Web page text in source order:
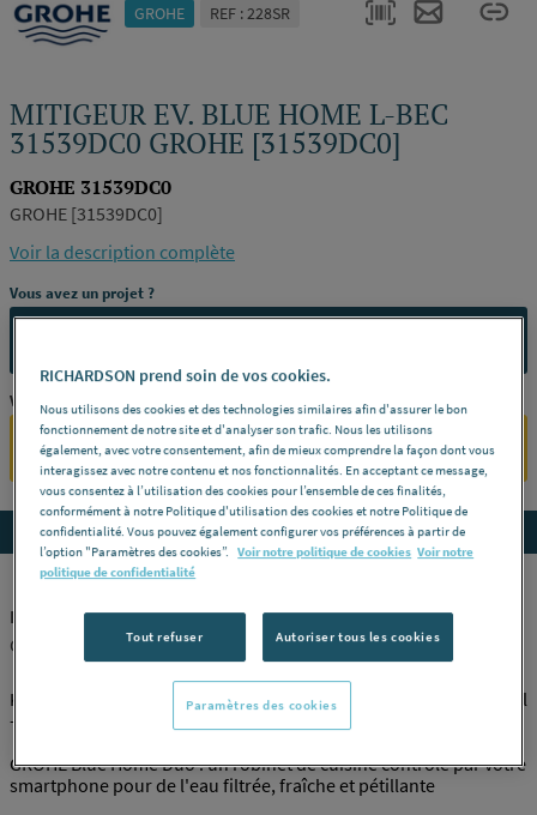
GROHE REF : 228SR
MITIGEUR EV. BLUE HOME L-BEC
31539DC0 GROHE [31539DC0]
GROHE 31539DC0
GROHE [31539DC0]
Voir la description complète
Vous avez un projet ?
Vous êtes un professionnel ?
SE CONNECTER
Accedez aux détails du produit
MITIGEUR EV. BLUE HOME L-BEC 31539DC0
GROHE [31539DC0]
Kit de démarrage - mitigeur bec L GROHE Blue Home - Supersteel
- Rotation à 360°
GROHE Blue Home Duo : un robinet de cuisine contrôlé par votre
smartphone pour de l'eau filtrée, fraîche et pétillante
RICHARDSON prend soin de vos cookies.
Nous utilisons des cookies et des technologies similaires afin d'assurer le bon
fonctionnement de notre site et d'analyser son trafic. Nous les utilisons
également, avec votre consentement, afin de mieux comprendre la façon dont vous
interagissez avec notre contenu et nos fonctionnalités. En acceptant ce message,
vous consentez à l’utilisation des cookies pour l’ensemble de ces finalités,
conformément à notre Politique d'utilisation des cookies et notre Politique de
confidentialité. Vous pouvez également configurer vos préférences à partir de
l’option "Paramètres des cookies”. Voir notre politique de cookies Voir notre
politique de confidentialité
Tout refuser Autoriser tous les cookies
Paramètres des cookies